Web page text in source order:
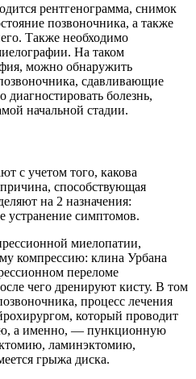
рентгенограмма, снимок
позвоночника, а также
Также необходимо
На таком
можно обнаружить
сдавливающие
болезнь,
начальной стадии.
с учетом того, какова
способствующая
на 2 назначения:
устранение симптомов.
миелопатии,
компрессию: клина Урбана
переломе
чего дренируют кисту. В том
процесс лечения
который проводит
а именно, — пункционную
ламинэктомию,
грыжа диска.